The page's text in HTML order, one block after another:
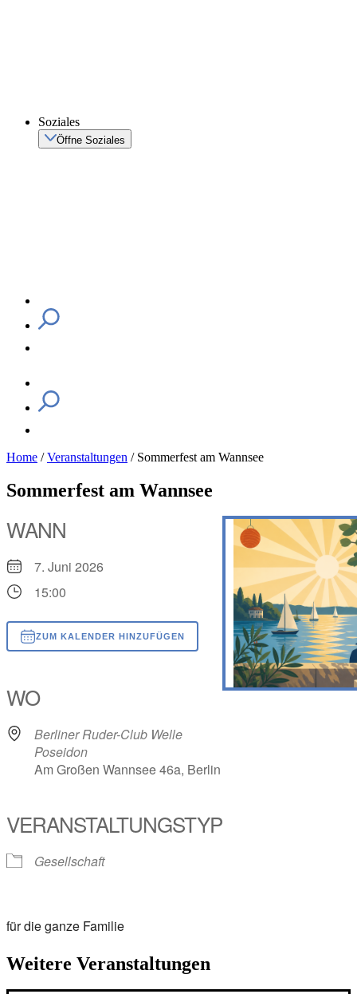
Soziales
Öffne Soziales
Home /Veranstaltungen / Sommerfest am Wannsee
Sommerfest am Wannsee
WANN
7. Juni 2026
15:00
ZUM KALENDER HINZUFÜGEN
Outlook Live
WO
Berliner Ruder-Club Welle
Poseidon
Am Großen Wannsee 46a, Berlin
VERANSTALTUNGSTYP
Gesellschaft
für die ganze Familie
Weitere Veranstaltungen